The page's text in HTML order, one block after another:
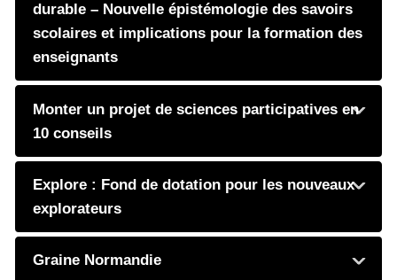
durable – Nouvelle épistémologie des savoirs
scolaires et implications pour la formation des
enseignants
Monter un projet de sciences participatives en
10 conseils
Explore : Fond de dotation pour les nouveaux
explorateurs
Graine Normandie